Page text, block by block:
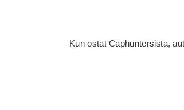
Kun ostat Caphuntersista,